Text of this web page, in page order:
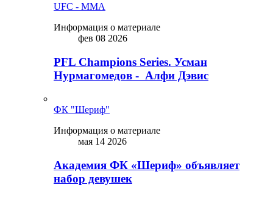
UFC - MMA
Информация о материале
фев 08 2026
PFL Champions Series. Усман
Нурмагомедов - Алфи Дэвис
ФК "Шериф"
Информация о материале
мая 14 2026
Академия ФК «Шериф» объявляет
набор девушек